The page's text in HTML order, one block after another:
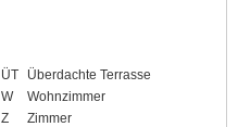
ÜT
Überdachte Terrasse
W
Wohnzimmer
Z
Zimmer